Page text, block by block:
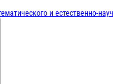
и естественно-